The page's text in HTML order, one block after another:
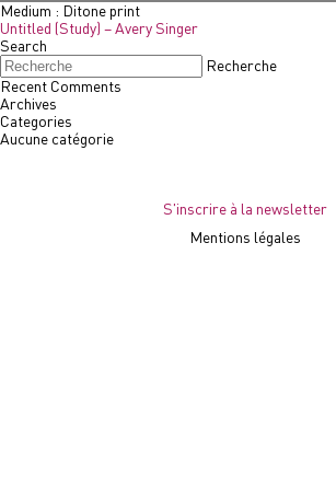
Medium : Ditone print
Untitled (Study) – Avery Singer
Search
Recherche
Recent Comments
Archives
Categories
Aucune catégorie
S'inscrire à la newsletter
Mentions légales